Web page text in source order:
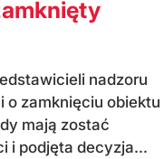
nadzoru
o zamknięciu obiektu
mają zostać
i podjęta decyzja...